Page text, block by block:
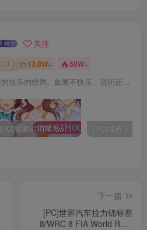
关注
3 13.8W+ 58W+
上天只会安排的快乐的结局。如果不快乐，说明还不是最后结局
[PC]甜蜜消消屋/Sweet House
下一篇
[PC]世界汽车拉力锦标赛
8/WRC 8 FIA World Rally